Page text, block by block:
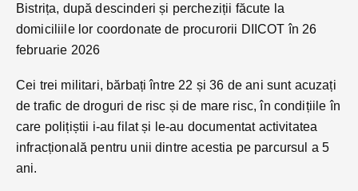
Bistrița, după descinderi și percheziții făcute la
domiciliile lor coordonate de procurorii DIICOT în 26
februarie 2026
Cei trei militari, bărbați între 22 și 36 de ani sunt acuzați
de trafic de droguri de risc și de mare risc, în condițiile în
care polițiștii i-au filat și le-au documentat activitatea
infracțională pentru unii dintre acestia pe parcursul a 5
ani.